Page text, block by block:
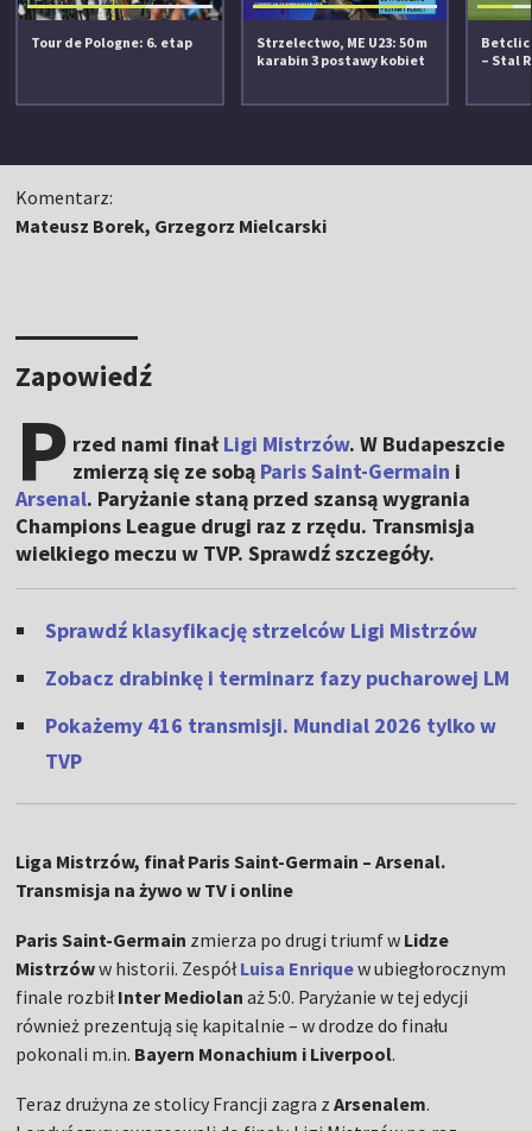
Tour de Pologne: 6. etap
Strzelectwo, ME U23: 50 m
karabin 3 postawy kobiet
Betclic
– Stal
Komentarz:
Mateusz Borek, Grzegorz Mielcarski
Zapowiedź
P rzed nami finałLigi Mistrzów. W Budapeszcie
zmierzą się ze sobą Paris Saint-Germain i
Arsenal. Paryżanie staną przed szansą wygrania
Champions League drugi raz z rzędu. Transmisja
wielkiego meczu w TVP. Sprawdź szczegóły.
Sprawdź klasyfikację strzelców Ligi Mistrzów
Zobacz drabinkę i terminarz fazy pucharowej LM
Pokażemy 416 transmisji. Mundial 2026 tylko w
TVP
Liga Mistrzów, finał Paris Saint-Germain – Arsenal.
Transmisja na żywo w TV i online
Paris Saint-Germain zmierza po drugi triumf w Lidze
Mistrzóww historii. ZespółLuisa Enriquew ubiegłorocznym
finale rozbiłInter Mediolan aż 5:0. Paryżanie w tej edycji
również prezentują się kapitalnie – w drodze do finału
pokonali m.in. Bayern Monachium i Liverpool.
Teraz drużyna ze stolicy Francji zagra zArsenalem.